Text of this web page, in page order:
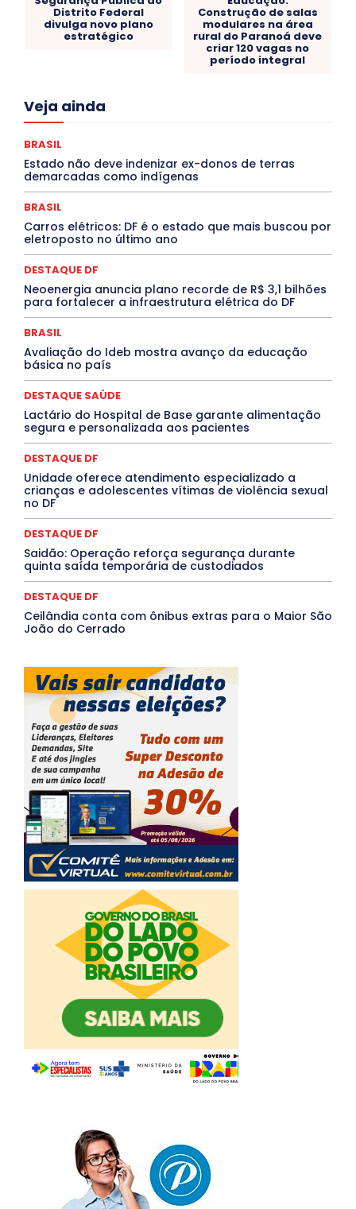
Distrito Federal
divulga novo plano
estratégico
Construção de salas
modulares na área
rural do Paranoá deve
criar 120 vagas no
período integral
Veja ainda
Acre
Congressuanas & Esplanadumas
Covid-19
Crônica Política Crônicas
Cultura e Tal
DANÇA Dengue
Denuncia
DESTAQUE BRASIL
DESTAQUE DF
DESTAQUES OUTROS
ELEIÇÕES
EMPREGO E OPORTUNIDADES
ENTORNO
Especial
Espírito Santo
EVENTOS
EXPOSIÇÃO Featured
Febre Amarela
INTELIGÊNCIA ARTIFICIAL
INTERNACIONAL
Jogos Online
JUDICIÁRIO LITERATURA
Maranhão
MEIO AMBIENTE
Paraíba
Paraná Pernambuco Piauí
POLÍTICA
QUALIFICAÇÃO PROFISSIONAL
RESIDÊNCIA
Rio de Janeiro
Santa Catarina
São Paulo SARAMPO
SAÚDE
Saúde Agora
SEGURANÇA
TÁ FROID?
TEATRO TECNOLOGIA
TIC TAC
Mais
BRASIL
Estado não deve indenizar ex-donos de terras
demarcadas como indígenas
BRASIL
Carros elétricos: DF é o estado que mais buscou por
eletroposto no último ano
DESTAQUE DF
Neoenergia anuncia plano recorde de R$ 3,1 bilhões
para fortalecer a infraestrutura elétrica do DF
BRASIL
Avaliação do Ideb mostra avanço da educação
básica no país
DESTAQUE SAÚDE
Lactário do Hospital de Base garante alimentação
segura e personalizada aos pacientes
DESTAQUE DF
Unidade oferece atendimento especializado a
crianças e adolescentes vítimas de violência sexual
no DF
DESTAQUE DF
Saidão: Operação reforça segurança durante
quinta saída temporária de custodiados
DESTAQUE DF
Ceilândia conta com ônibus extras para o Maior São
João do Cerrado